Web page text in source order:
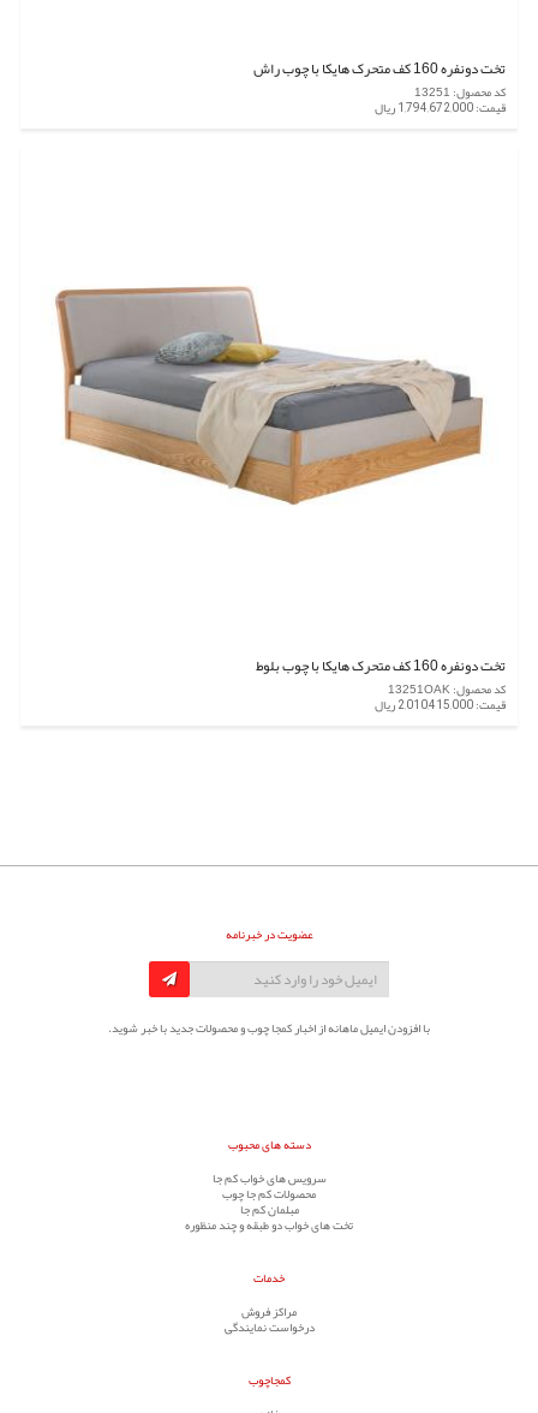
تخت دونفره 160 کف متحرک هایکا با چوب راش
کد محصول: 13251
قیمت: 1,794,672,000 ریال
تخت دونفره 160 کف متحرک هایکا با چوب بلوط
کد محصول: 13251OAK
قیمت: 2,010,415,000 ریال
عضویت در خبرنامه
با افزودن ایمیل ماهانه از اخبار کمجا چوب و محصولات جدید با خبر شوید.
دسته های محبوب
سرویس های خواب کم جا
محصولات کم جا چوب
مبلمان کم جا
تخت های خواب دو طبقه و چند منظوره
خدمات
مراکز فروش
درخواست نمایندگی
کمجاچوب